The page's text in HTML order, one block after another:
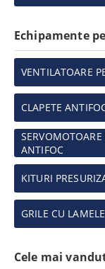
Echipamente
VENTILATOARE
CLAPETE
SERVOMOTOARE
ANTIFOC
KITURI
GRILE CU
Cele mai